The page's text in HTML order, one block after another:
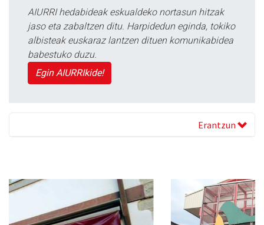
AIURRI hedabideak eskualdeko nortasun hitzak
jaso eta zabaltzen ditu. Harpidedun eginda, tokiko
albisteak euskaraz lantzen dituen komunikabidea
babestuko duzu.
Egin AIURRIkide!
Erantzun